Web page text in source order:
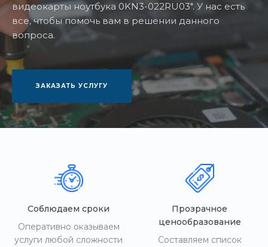
видеокарты ноутбука 0KN3-022RU03". У нас есть
все, чтобы помочь вам в решении данного
вопроса.
ЗАКАЗАТЬ УСЛУГУ
Соблюдаем сроки
Оперативно оказываем
услуги любой сложности
Прозрачное
ценообразование
Составляем список